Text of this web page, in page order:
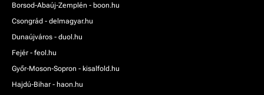
Borsod-Abaúj-Zemplén - boon.hu
Csongrád - delmagyar.hu
Dunaújváros - duol.hu
Fejér - feol.hu
Győr-Moson-Sopron - kisalfold.hu
Hajdú-Bihar - haon.hu